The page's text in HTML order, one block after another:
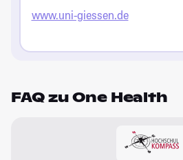
www.uni-giessen.de
FAQ zu One Health